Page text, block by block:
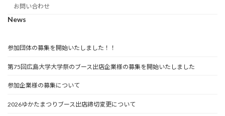
お問い合わせ
News
参加団体の募集を開始いたしました！！
第75回広島大学大学祭のブース出店企業様の募集を開始いたしました
参加企業様の募集について
2026ゆかたまつりブース出店締切変更について